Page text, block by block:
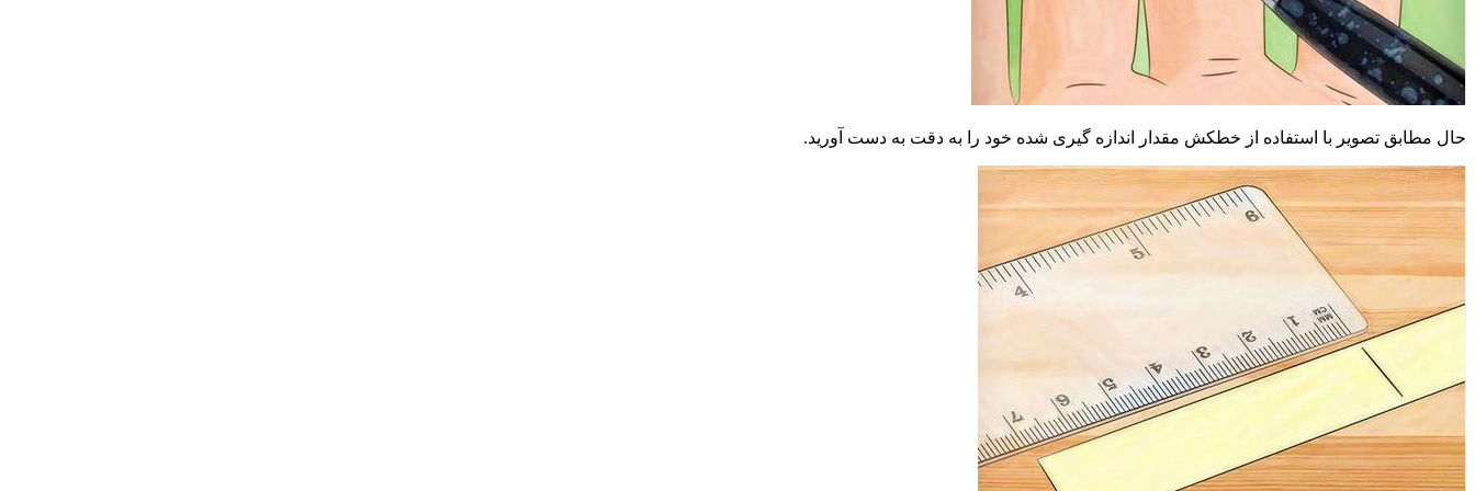
حال مطابق تصویر با استفاده از خطکش مقدار اندازه گیری شده خود را به دقت به دست آورید.